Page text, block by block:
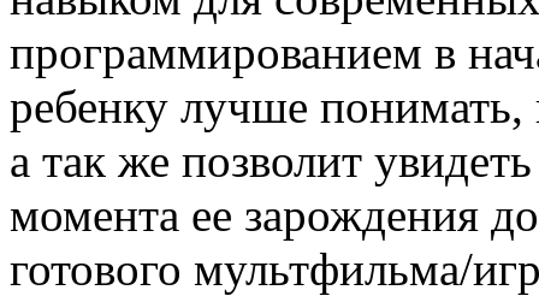
программированием в
ребенку лучше
а так же позволит
момента ее зарождения
готового мультфильма/